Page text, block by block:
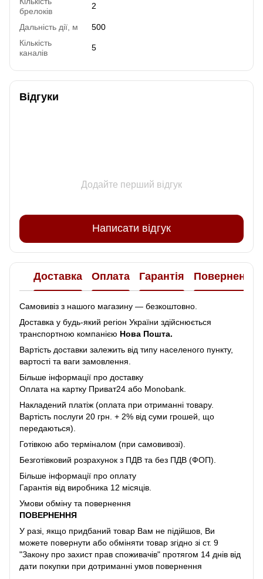
брелоків
2
Дальність дії, м
500
Кількість
каналів
5
Відгуки
Додайте перший відгук
Написати відгук
Доставка Оплата Гарантія Повернення
Самовивіз з нашого магазину — безкоштовно.
Доставка у будь-який регіон України здійснюється
транспортною компанією Нова Пошта.
Вартість доставки залежить від типу населеного пункту,
вартості та ваги замовлення.
Більше інформації про доставку
Оплата на картку Приват24 або Monobank.
Накладений платіж (оплата при отриманні товару.
Вартість послуги 20 грн. + 2% від суми грошей, що
передаються).
Готівкою або терміналом (при самовивозі).
Безготівковий розрахунок з ПДВ та без ПДВ (ФОП).
Більше інформації про оплату
Гарантія від виробника 12 місяців.
Умови обміну та повернення
ПОВЕРНЕННЯ
У разі, якщо придбаний товар Вам не підійшов, Ви
можете повернути або обміняти товар згідно зі ст. 9
"Закону про захист прав споживачів" протягом 14 днів від
дати покупки при дотриманні умов повернення